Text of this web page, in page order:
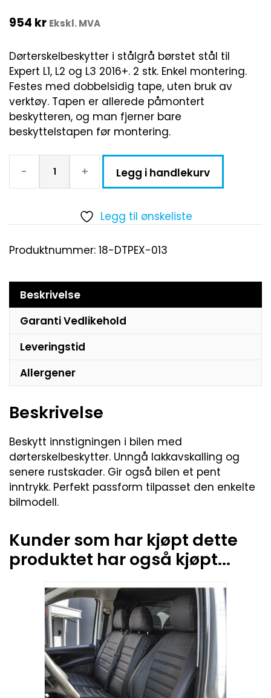
954 kr Ekskl. MVA
Dørterskelbeskytter i stålgrå børstet stål til
Expert L1, L2 og L3 2016+. 2 stk. Enkel montering.
Festes med dobbelsidig tape, uten bruk av
verktøy. Tapen er allerede påmontert
beskytteren, og man fjerner bare
beskyttelstapen før montering.
- + Legg i handlekurv
Legg til ønskeliste
Produktnummer: 18-DTPEX-013
Beskrivelse
Garanti Vedlikehold
Leveringstid
Allergener
Beskrivelse
Beskytt innstigningen i bilen med
dørterskelbeskytter. Unngå lakkavskalling og
senere rustskader. Gir også bilen et pent
inntrykk. Perfekt passform tilpasset den enkelte
bilmodell.
Kunder som har kjøpt dette
produktet har også kjøpt...